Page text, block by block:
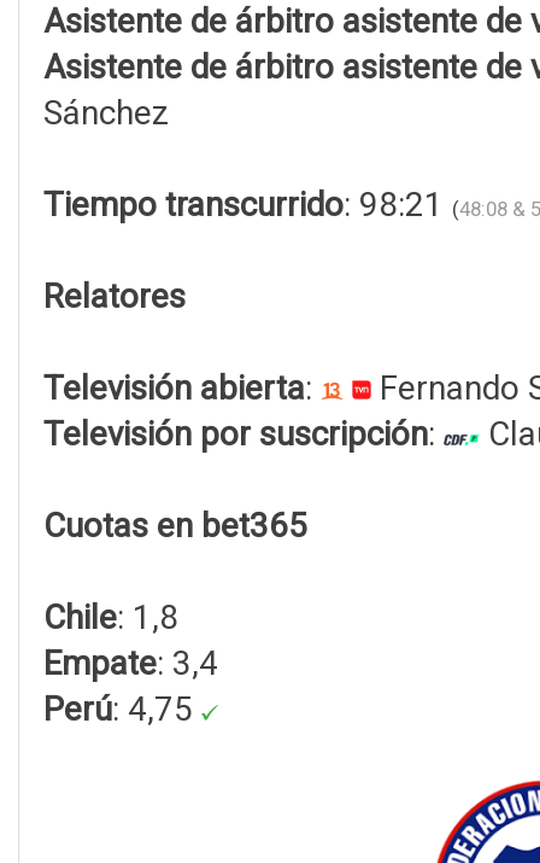
Asistente de árbitro asistente de
Asistente de árbitro asistente de
Sánchez
Tiempo transcurrido: 98:21 (48:08 &
Relatores
Televisión abierta:
Fernando
Televisión por suscripción:
Cuotas en bet365
Chile: 1,8
Empate: 3,4
Perú: 4,75